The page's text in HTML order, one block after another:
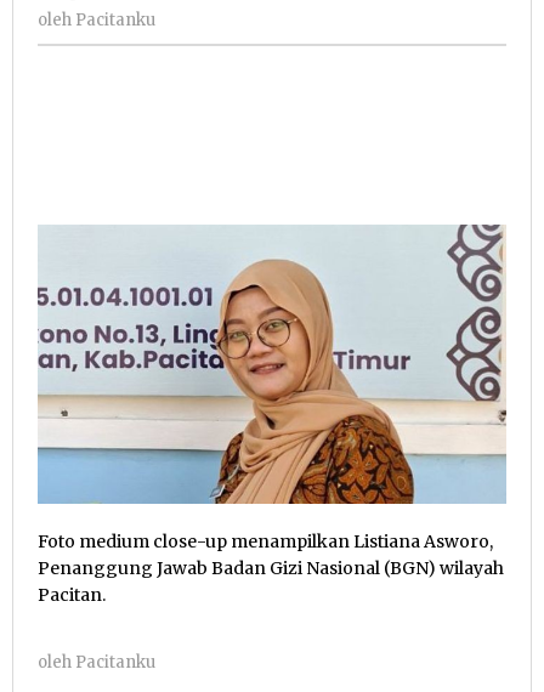
Pacitanku
oleh Pacitanku
Foto medium close-up menampilkan Listiana Asworo,
Penanggung Jawab Badan Gizi Nasional (BGN) wilayah
Pacitan.
oleh Pacitanku